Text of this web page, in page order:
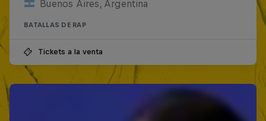
Buenos Aires, Argentina
BATALLAS DE RAP
Tickets a la venta